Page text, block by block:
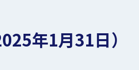
年1月31日）